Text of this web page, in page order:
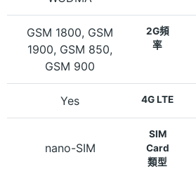
GSM 1800, GSM
1900, GSM 850,
GSM 900
2G頻
率
Yes 4G LTE
nano-SIM
SIM
Card
類型